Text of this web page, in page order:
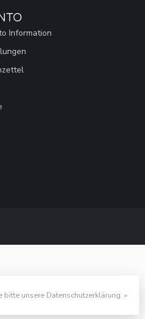
Information
unsere Datenschutzerklärung. »